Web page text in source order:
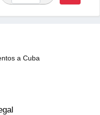
a Cuba